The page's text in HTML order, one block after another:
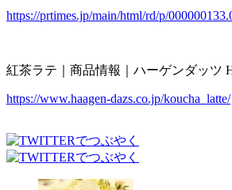
https://prtimes.jp/main/html/rd/p/
紅茶ラテ｜商品情報｜ハーゲンダッツ
https://www.haagen-dazs.co.jp/koucha_latte/